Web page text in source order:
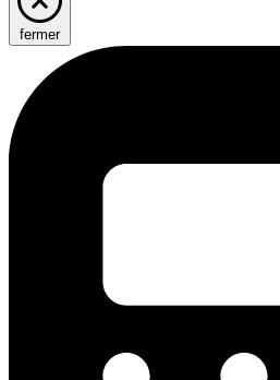
fermer